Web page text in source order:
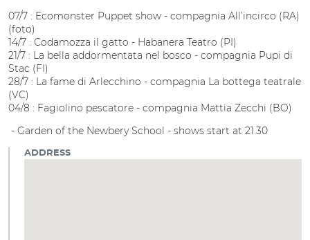
07/7 : Ecomonster Puppet show - compagnia All’incirco (RA)
(foto)
14/7 : Codamozza il gatto - Habanera Teatro (PI)
21/7 : La bella addormentata nel bosco - compagnia Pupi di
Stac (FI)
28/7 : La fame di Arlecchino - compagnia La bottega teatrale
(VC)
04/8 : Fagiolino pescatore - compagnia Mattia Zecchi (BO)
- Garden of the Newbery School - shows start at 21.30
ADDRESS